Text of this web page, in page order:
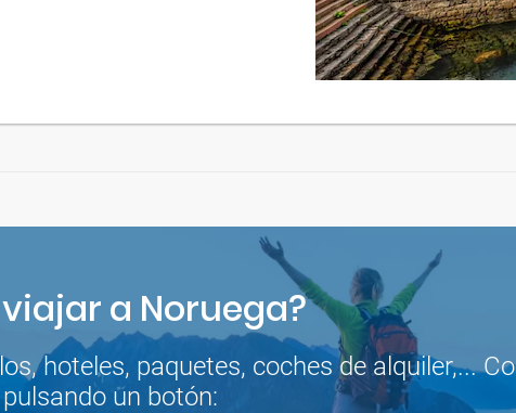
a Noruega?
hoteles, paquetes, coches de alquiler,...
un botón: